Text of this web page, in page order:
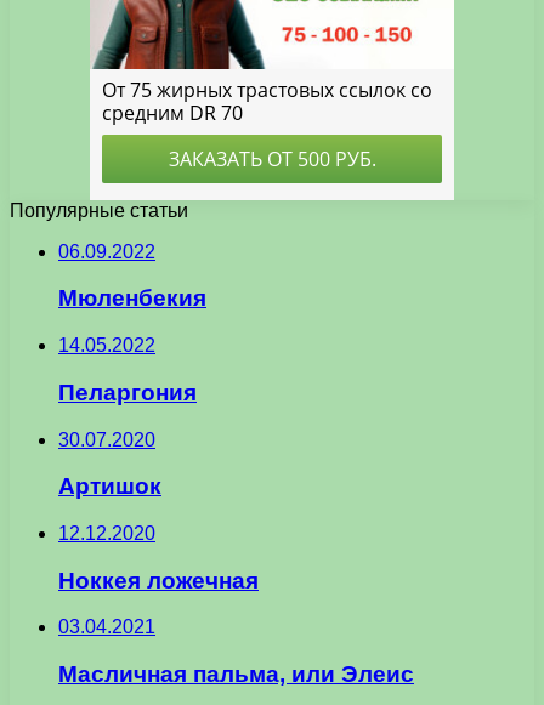
Популярные статьи
06.09.2022
Мюленбекия
14.05.2022
Пеларгония
30.07.2020
Артишок
12.12.2020
Ноккея ложечная
03.04.2021
Масличная пальма, или Элеис